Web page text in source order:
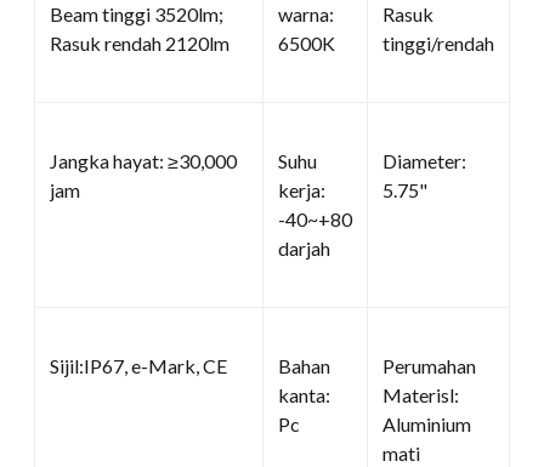
Beam tinggi 3520lm;
Rasuk rendah 2120lm
warna:
6500K
Rasuk
tinggi/rendah
Jangka hayat: ≥30,000
jam
Suhu
kerja:
-40~+80
darjah
Diameter:
5.75"
Sijil:IP67, e-Mark, CE
Bahan
kanta:
Pc
Perumahan
Materisl:
Aluminium
mati